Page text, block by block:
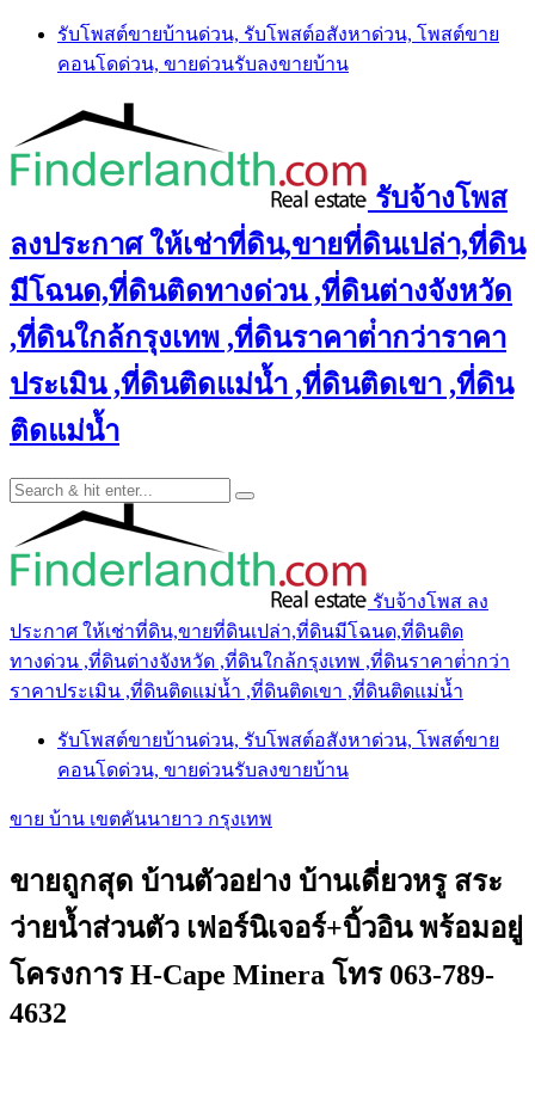
Skip
content
รับโพสต์ขายบ้านด่วน, รับโพสต์อสังหาด่วน, โพสต์ขาย
คอนโดด่วน, ขายด่วนรับลงขายบ้าน
รับจ้างโพส
ลงประกาศ ให้เช่าที่ดิน,ขายที่ดินเปล่า,ที่ดิน
มีโฉนด,ที่ดินติดทางด่วน ,ที่ดินต่างจังหวัด
,ที่ดินใกล้กรุงเทพ ,ที่ดินราคาต่ํากว่าราคา
ประเมิน ,ที่ดินติดแม่น้ำ ,ที่ดินติดเขา ,ที่ดิน
ติดแม่น้ำ
รับจ้างโพส ลง
ประกาศ ให้เช่าที่ดิน,ขายที่ดินเปล่า,ที่ดินมีโฉนด,ที่ดินติด
ทางด่วน ,ที่ดินต่างจังหวัด ,ที่ดินใกล้กรุงเทพ ,ที่ดินราคาต่ํากว่า
ราคาประเมิน ,ที่ดินติดแม่น้ำ ,ที่ดินติดเขา ,ที่ดินติดแม่น้ำ
รับโพสต์ขายบ้านด่วน, รับโพสต์อสังหาด่วน, โพสต์ขาย
คอนโดด่วน, ขายด่วนรับลงขายบ้าน
ขาย บ้าน เขตคันนายาว กรุงเทพ
ขายถูกสุด บ้านตัวอย่าง บ้านเดี่ยวหรู สระ
ว่ายน้ำส่วนตัว เฟอร์นิเจอร์+บิ้วอิน พร้อมอยู่
โครงการ H-Cape Minera โทร 063-789-
4632